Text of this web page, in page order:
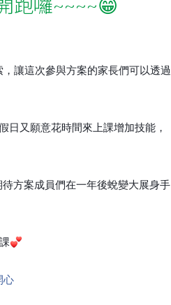
跑囉~~~~😁
讓這次參與方案的家長們可以透過
日又願意花時間來上課增加技能，
方案成員們在一年後蛻變大展身手
💕
心